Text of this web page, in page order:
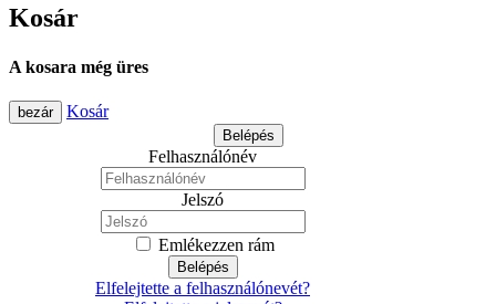
Kosár
A kosara még üres
bezár Kosár
Belépés
Felhasználónév
Jelszó
Emlékezzen rám
Belépés
Elfelejtette a felhasználónevét?